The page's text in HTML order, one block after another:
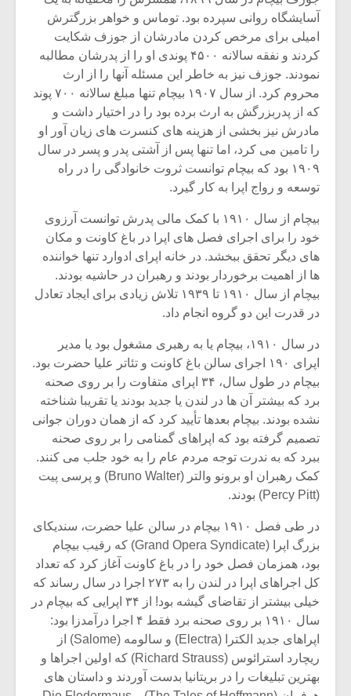
آسایشگاه روانی سپرده بود. توماس و خواهر بزرگترش
امیلی برای مرخص کردن مادرشان از جوزف شکایت
کردند و نفقه سالانه ۴۵۰۰ پوندی او را از پدرشان مطالبه
نمودند. جوزف نیز به خاطر این مسئله آنها را از ارث
محروم کرد. از سال ۱۹۰۷ بیچام تنها مبلغ سالانه ۷۰۰ پوند
که از پدربزرگش به ارث برده بود را در اختیار داشت و
مادرش نیز بخشی از هزینه های کنسرت های زیان آور او
را تامین می کرد، اما تنها پس از آشتی پدر و پسر در سال
۱۹۰۹ بود که بیچام توانست ثروت خانوادگی را در راه
توسعه و رواج اپرا به کار گیرد.
بیچام از سال ۱۹۱۰ با کمک مالی پدرش توانست آرزوی
خود را برای اجرای فصل های اپرا در باغ کاونت و مکان
های دیگر تحقق ببخشد. در خانه اپرای ادوارد تنها خواننده
ها از اهمیت برخوردار بودند و رهبران در حاشیه بودند.
بیچام از سال ۱۹۱۰ تا ۱۹۳۹ تلاش زیادی برای ایجاد تعادل
در قدرت این دو گروه انجام داد.
در سال ۱۹۱۰، بیچام یا به رهبری مشغول بود یا مدیر
اپرای ۱۹۰ اجرای سالن باغ کاونت و تئاتر علیا حضرت بود.
بیچام در طول سال، ۳۴ اپرای متفاوت را بر روی صحنه
برد که بیشتر آن ها در لندن یا جدید بودند یا تقریبا شناخته
نشده بودند. بیچام بعدها تأیید کرد که از همان دوران جوانی
تصمیم گرفته بود که اپراهای گمنامی را بر روی صحنه
ببرد که به ندرت توجه مردم عام را به خود جلب می کنند.
کمک رهبران او برونو والتر (Bruno Walter) و پرسی پیت
(Percy Pitt) بودند.
در طی فصل ۱۹۱۰ بیچام در سالن علیا حضرت، سندیکای
بزرگ اپرا (Grand Opera Syndicate) که رقیب بیچام
بود، همزمان فصل خود را در باغ کاونت آغاز کرد که تعداد
کل اجراهای اپرا در لندن را به ۲۷۳ اجرا در سال رساند که
خیلی بیشتر از تقاضای گیشه بود! از ۳۴ اپرایی که بیچام در
سال ۱۹۱۰ بر روی صحنه برد فقط ۴ اجرا درآمدزا بود:
اپراهای جدید الکترا (Electra) و سالومه (Salome) از
ریچارد استرائوس (Richard Strauss) که اولین اجراها و
بهترین تبلیغات را در بریتانیا بدست آوردند و داستان های